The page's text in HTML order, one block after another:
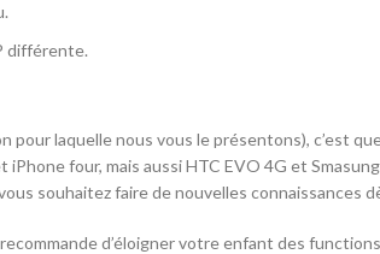
différente.
pour laquelle nous vous le présentons), c’est
four, mais aussi HTC EVO 4G et
souhaitez faire de nouvelles connaissances
d’éloigner votre enfant des